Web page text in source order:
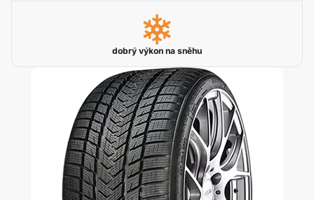
dobrý výkon na sněhu